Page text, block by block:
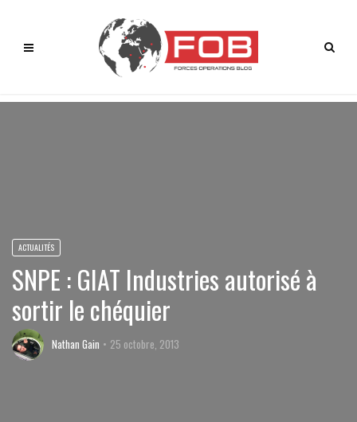
ACTUALITÉS
SNPE : GIAT Industries autorisé à
sortir le chéquier
Nathan Gain 25 octobre, 2013